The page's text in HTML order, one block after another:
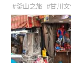
#釜山之旅 #甘川
#甘川浪漫韩服 #
#釜山旅游路线 #
#原城市中心之旅